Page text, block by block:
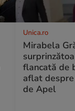
Unica.ro
Mirabela
flancată de
aflat
de Apel